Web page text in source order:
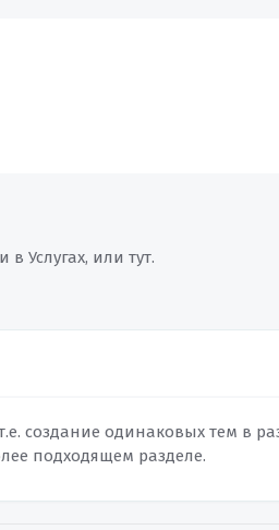
Услугах, или тут.
создание одинаковых тем в
подходящем разделе.